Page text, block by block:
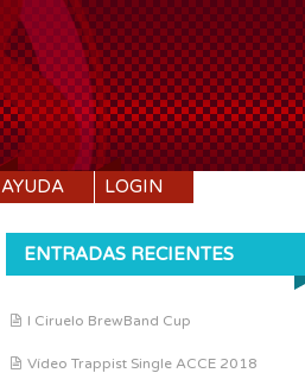
AYUDA LOGIN
ENTRADAS RECIENTES
I Ciruelo BrewBand Cup
Vídeo Trappist Single ACCE 2018